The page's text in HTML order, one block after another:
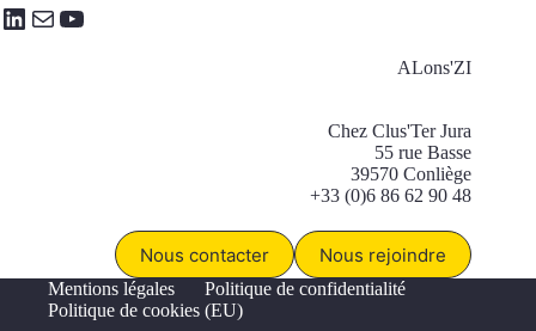
LinkedIn
E-mailYouTube
ALons'ZI
Chez Clus'Ter Jura
55 rue Basse
39570 Conliège
+33 (0)6 86 62 90 48
Nous contacter Nous rejoindre
Mentions légales
Politique de confidentialité
Politique de cookies (EU)